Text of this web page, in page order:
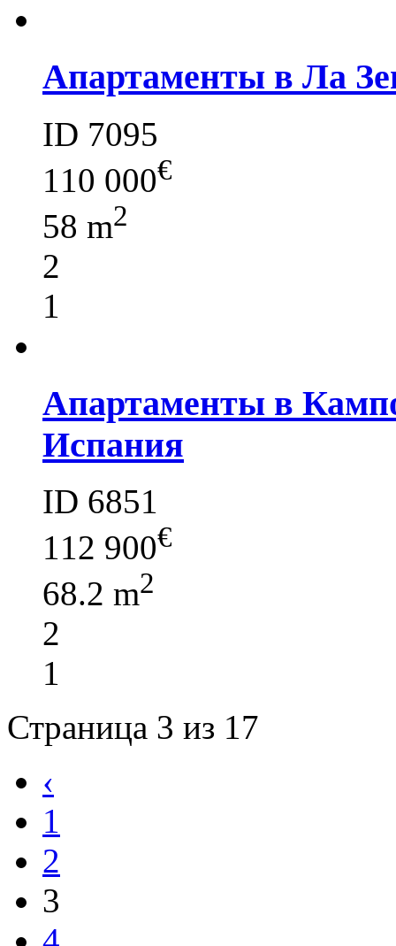
Апартаменты в Ла
ID 7095
110 000€
58 m2
2
1
Апартаменты в
Испания
ID 6851
112 900€
68.2 m2
2
1
Страница 3 из 17
‹
1
2
3